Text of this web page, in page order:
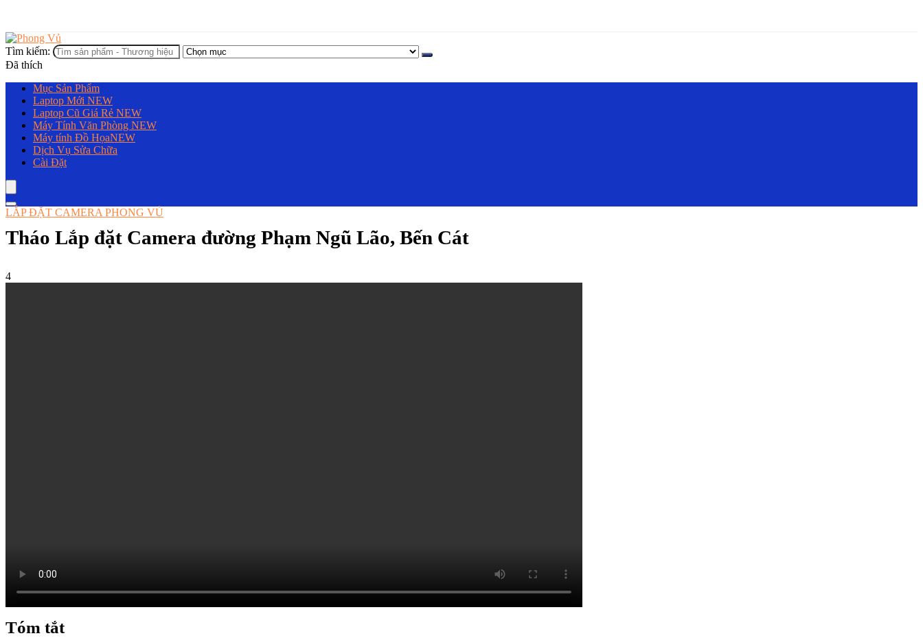
Tìm kiếm:
Đã thích
Mục Sản Phẩm
Laptop Mới NEW
Laptop Cũ Giá Rẻ NEW
Máy Tính Văn Phòng NEW
Máy tính Đồ HọaNEW
Dịch Vụ Sửa Chữa
Cài Đặt
LẮP ĐẶT CAMERA PHONG VỦ
Tháo Lắp đặt Camera đường Phạm Ngũ Lão, Bến Cát
4
Tóm tắt